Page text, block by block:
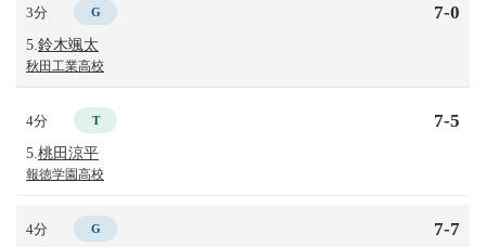
3分 G
5. 鈴木颯太
秋田工業高校
7-0
4分 T
5. 桃田涼平
報徳学園高校
7-5
4分 G 7-7